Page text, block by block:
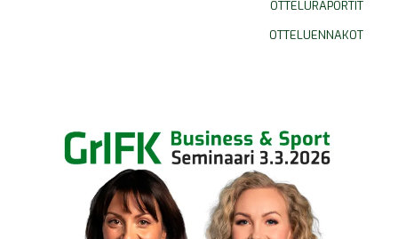
OTTELURAPORTIT
OTTELUENNAKOT